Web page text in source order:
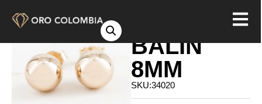
BALIN
8MM
SKU:34020